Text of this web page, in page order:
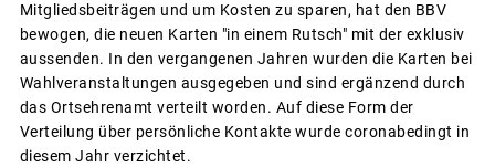
Mitgliedsbeiträgen und um Kosten zu sparen, hat den BBV
bewogen, die neuen Karten "in einem Rutsch" mit der exklusiv
aussenden. In den vergangenen Jahren wurden die Karten bei
Wahlveranstaltungen ausgegeben und sind ergänzend durch
das Ortsehrenamt verteilt worden. Auf diese Form der
Verteilung über persönliche Kontakte wurde coronabedingt in
diesem Jahr verzichtet.